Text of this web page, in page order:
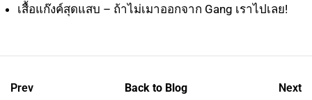
เสื้อแก๊งค์สุดแสบ – ถ้าไม่เมาออกจาก Gang เราไปเลย!
Prev Back to Blog Next